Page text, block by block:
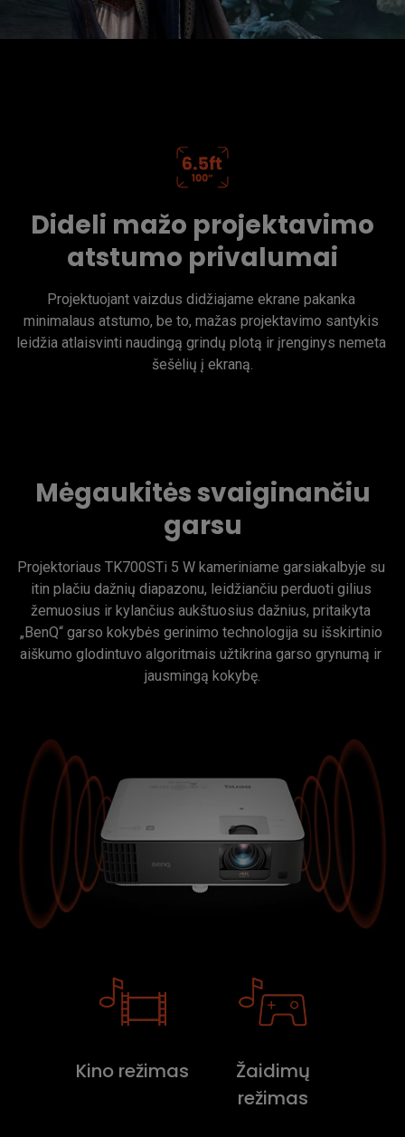
Dideli mažo projektavimo
atstumo privalumai
Projektuojant vaizdus didžiajame ekrane pakanka
minimalaus atstumo, be to, mažas projektavimo santykis
leidžia atlaisvinti naudingą grindų plotą ir įrenginys nemeta
šešėlių į ekraną.
Mėgaukitės svaiginančiu
garsu
Projektoriaus TK700STi 5 W kameriniame garsiakalbyje su
itin plačiu dažnių diapazonu, leidžiančiu perduoti gilius
žemuosius ir kylančius aukštuosius dažnius, pritaikyta
„BenQ“ garso kokybės gerinimo technologija su išskirtinio
aiškumo glodintuvo algoritmais užtikrina garso grynumą ir
jausmingą kokybę.
Kino režimas
Žaidimų
režimas